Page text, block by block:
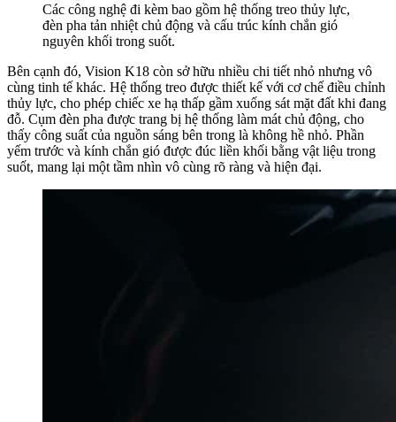
Các công nghệ đi kèm bao gồm hệ thống treo thủy lực,
đèn pha tản nhiệt chủ động và cấu trúc kính chắn gió
nguyên khối trong suốt.
Bên cạnh đó, Vision K18 còn sở hữu nhiều chi tiết nhỏ nhưng vô
cùng tinh tế khác. Hệ thống treo được thiết kế với cơ chế điều chỉnh
thủy lực, cho phép chiếc xe hạ thấp gầm xuống sát mặt đất khi đang
đỗ. Cụm đèn pha được trang bị hệ thống làm mát chủ động, cho
thấy công suất của nguồn sáng bên trong là không hề nhỏ. Phần
yếm trước và kính chắn gió được đúc liền khối bằng vật liệu trong
suốt, mang lại một tầm nhìn vô cùng rõ ràng và hiện đại.